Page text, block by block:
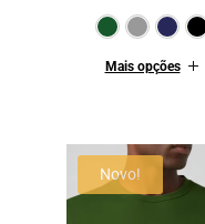
Mais opções
Novo!